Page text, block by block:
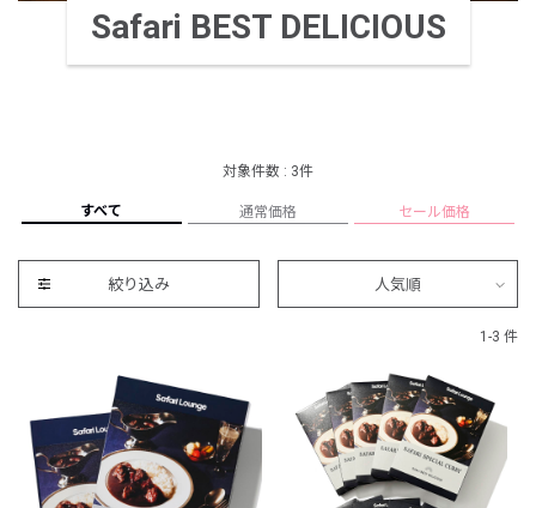
Safari BEST DELICIOUS
対象件数 : 3件
すべて 通常価格 セール価格
絞り込み 人気順
1-3 件